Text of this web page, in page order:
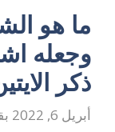
ما هو
وجعله
ذكر
أبريل 6, 2022